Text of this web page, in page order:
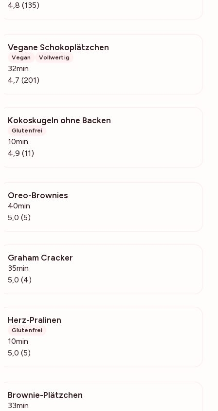
4,8 (135)
Vegane Schokoplätzchen
Vegan Vollwertig
32min
4,7 (201)
Kokoskugeln ohne Backen
Glutenfrei
10min
4,9 (11)
Oreo-Brownies
40min
5,0 (5)
Graham Cracker
35min
5,0 (4)
Herz-Pralinen
Glutenfrei
10min
5,0 (5)
Brownie-Plätzchen
33min